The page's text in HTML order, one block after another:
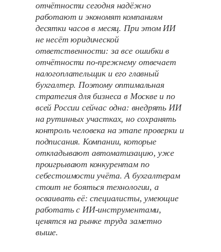
отчётности сегодня надёжно
работают и экономят компаниям
десятки часов в месяц. При этом ИИ
не несёт юридической
ответственности: за все ошибки в
отчётности по-прежнему отвечает
налогоплательщик и его главный
бухгалтер. Поэтому оптимальная
стратегия для бизнеса в Москве и по
всей России сейчас одна: внедрять ИИ
на рутинных участках, но сохранять
контроль человека на этапе проверки и
подписания. Компании, которые
откладывают автоматизацию, уже
проигрывают конкурентам по
себестоимости учёта. А бухгалтерам
стоит не бояться технологии, а
осваивать её: специалисты, умеющие
работать с ИИ-инструментами,
ценятся на рынке труда заметно
выше.